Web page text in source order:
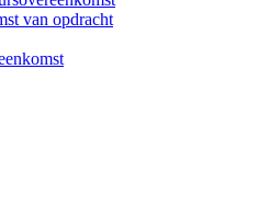
van opdracht